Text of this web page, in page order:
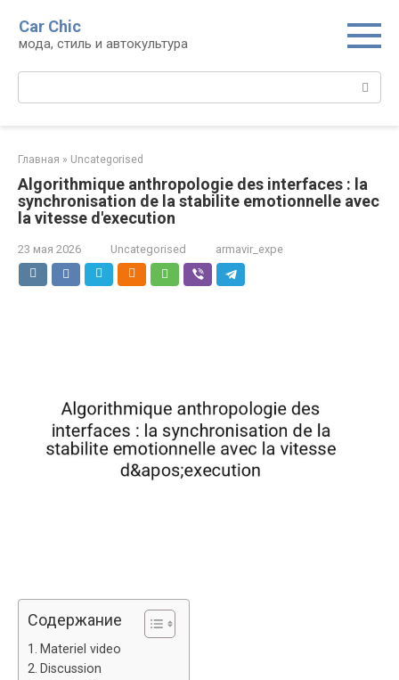
контенту
Car Chic
мода, стиль и автокультура
Поиск:
Главная » Uncategorised
Algorithmique anthropologie des interfaces : la
synchronisation de la stabilite emotionnelle avec
la vitesse d'execution
23 мая 2026 Uncategorised armavir_expe
Содержание
Materiel video
Discussion